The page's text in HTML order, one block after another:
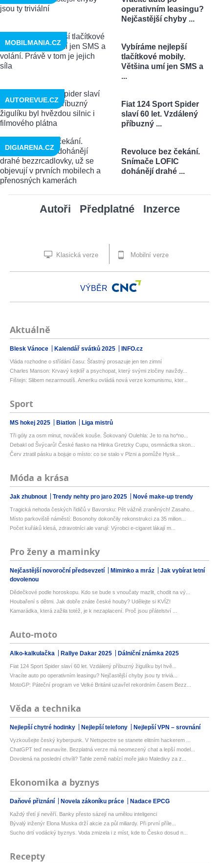
operativním leasingu?
Nejčastější chyby ...
Vybíráme nejlepší
tlačítkové mobily.
Většina umí jen SMS a
...
MOBILMANIA.CZ
Fiat 124 Sport Spider
slaví 60 let. Vzdálený
příbuzný ...
AUTOREVUE.CZ
Revoluce bez čekání.
Snímače LOFIC
dohánějí drahé ...
DIGIARENA.CZ
Autoři Předplatné Inzerce
Klasická verze Mobilní verze
VÝBĚR
Aktuálně
Blesk Vánoce Kalendář svátků 2025 INFO.cz
Vláda rozhodne o střídání času: Šťastný prosazuje jen ten zimní
Charles Manson: Krvavý kejklíř a psychopat, který svými zločiny navždy...
Fištejn: Slibem nezarmoutíš. Ameriku ovládá nová verze komunismu, kter...
Sport
MS hokej 2025 Biatlon Liga mistrů
Tři góly za osm minut, nováček kouše. Šokovaný Oulehla: Je to na ho*no...
Debakl od Švýcarů! České fiasko na Hlinka Gretzky Cupu, osmnáctka skon...
Červ ztratil pásku a bojuje o místo: co se stalo v Plzni a pomůže Hysk...
Móda a krása
Jak zhubnout Trendy nehty pro jaro 2025 Nové make-up trendy
Tragická nehoda českých řidičů v Bavorsku: Pět vážně zraněných! Zasaho...
Místo parkoviště náměstí: Bosonohy dokončily rekonstrukci za 35 milion...
Počet kuřáků klesá, zdravotníci ale varují: Výrobci e-cigaret lákají m...
Pro ženy a maminky
Nejčastější novoroční předsevzetí Miminko a mráz
Jak vybírat letní
dovolenou
Dědečkové podle horoskopu. Kdo se bude s vnoučaty mazlit, chodit na vý...
Houbaření s dětmi. Jak dobře znáte české houby? Udělejte si KVÍZ!
Kamarádka, která zažila totéž, je k nezaplacení. Proč jsou přátelství ...
Auto-moto
Alko-kalkulačka Rallye Dakar 2025 Dálniční známka 2025
Fiat 124 Sport Spider slaví 60 let. Vzdálený příbuzný žigulíku byl hvě...
Vracíte auto po operativním leasingu? Nejčastější chyby jsou ty triviá...
MotoGP: Páteční program ve Velké Británii uzavřel rekordním časem Bezz...
Věda a technika
Nejlepší chytré hodinky Nejlepší telefony Nejlepší VPN – srovnání
Vyzkoušejte český kyberpunk. V Netspectre se stanete elitním hackerem ...
ChatGPT teď neunavíte. Bezplatná verze má neomezený chat a lepší model...
Dovolená na poslední chvíli? Tahle země nabízí moře jako Maledivy za z...
Ekonomika a byznys
Daňové přiznání Novela zákoníku práce Nadace EPCG
Každý třetí jí nevěří. Banky přesto sázejí na umělou inteligenci
Bývalý inženýr Elona Muska drží akcie za půl miliardy. Při první příle...
Sucho drtí vodácký byznys. Voda zmizela i z míst, kde to Česko dosud n...
Recepty